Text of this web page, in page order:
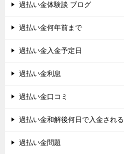
過払い金体験談 ブログ
過払い金何年前まで
過払い金入金予定日
過払い金利息
過払い金口コミ
過払い金和解後何日で入金される
過払い金問題